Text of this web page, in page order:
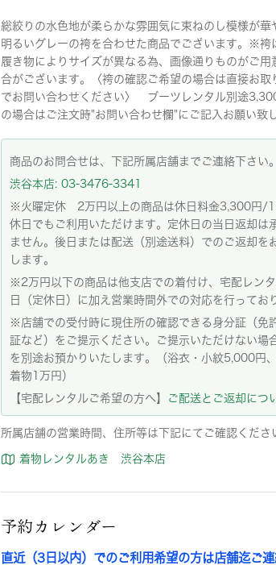
総絞りの水色地が柔らかな雰囲気に束ねのし模様が華
明るいグレーの袴を合わせた商品でございます。※袴
履き物によりサイズが異なる為、画像通りものがご用
合がございます。〈袴の確認ご希望の場合は直接お取
でお問い合わせください〉 ブーツレンタル別途
の場合はご注文時"お問い合わせ欄"にご記入お願い致
商品のお問合せは、下記所属店舗までご連絡下さい。
渋谷本店: 03-3476-3341
※火曜定休 2万円以上の商品は休日料金3,300円/1
休日でもご利用いただけます。定休日の当日返却は
ません。後日または配送（別途送料）でのご返却を
します。
※2万円以下の商品は他支店での着付け、宅配レン
日（定休日）に加え営業時間外での対応を行ってお
※店舗での受付時に現住所の確認できる身分証（免
証など）をご提示ください。ご提示いただけない場
を別途お預かりいたします。（浴衣・小紋5,000円
着物1万円）
【宅配レンタルご希望の方へ】
ご配送とご返却につ
所属店舗の営業時間、住所等は下記にてご確認くださ
着物レンタルあき 渋谷本店
予約カレンダー
直近（3日以内）でのご利用希望の方は店舗迄ご連